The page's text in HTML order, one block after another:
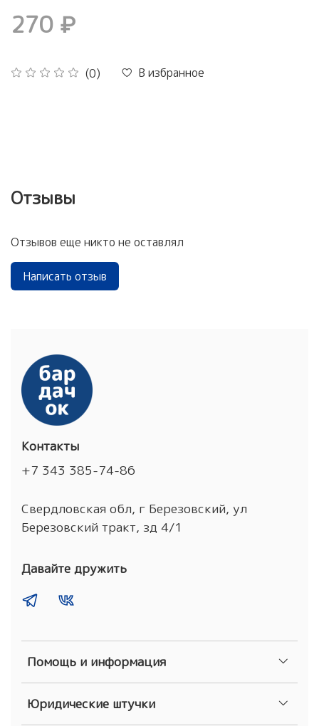
(0) В избранное
270 ₽
Отзывы
Отзывов еще никто не оставлял
Написать отзыв
Помощь и информация
Юридические штучки
Контакты
+7 343 385-74-86
Свердловская обл, г Березовский, ул
Березовский тракт, зд 4/1
Давайте дружить